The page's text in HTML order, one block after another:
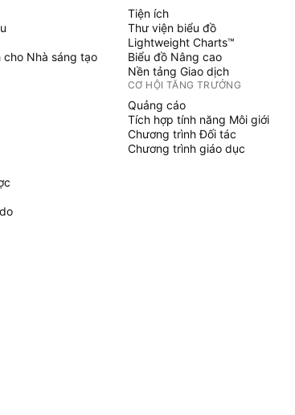
Nhà sáng tạo
Tiện ích
Thư viện biểu đồ
Lightweight Charts™
Biểu đồ Nâng cao
Nền tảng Giao dịch
CƠ HỘI TĂNG TRƯỞNG
Quảng cáo
Tích hợp tính năng Môi giới
Chương trình Đối tác
Chương trình giáo dục